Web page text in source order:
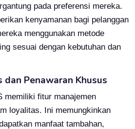
pada preferensi mereka.
kenyamanan bagi pelanggan
menggunakan metode
sesuai dengan kebutuhan dan
Penawaran Khusus
memiliki fitur manajemen
loyalitas. Ini memungkinkan
manfaat tambahan,